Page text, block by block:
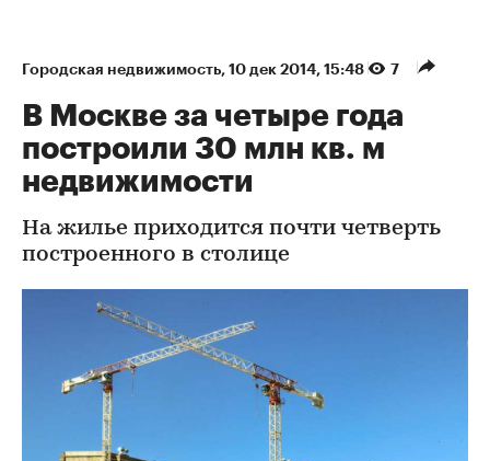
Городская недвижимость⁠, 10 дек 2014, 15:48 7
В Москве за четыре года
построили 30 млн кв. м
недвижимости
На жилье приходится почти четверть
построенного в столице